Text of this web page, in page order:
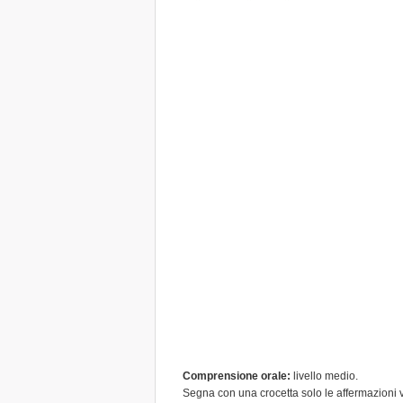
Comprensione orale: livello medio.
Segna con una crocetta solo le affermazioni